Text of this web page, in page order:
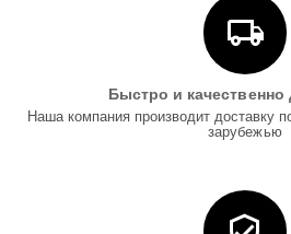
Быстро и качественно
Наша компания производит доставку
зарубежью